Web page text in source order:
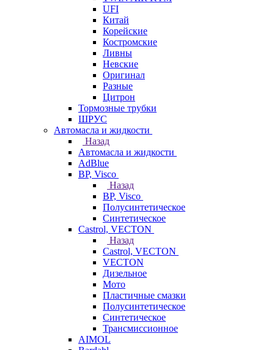
UFI
Китай
Корейские
Костромские
Ливны
Невские
Оригинал
Разные
Цитрон
Тормозные трубки
ШРУС
Автомасла и жидкости
Назад
Автомасла и жидкости
AdBlue
BP, Visco
Назад
BP, Visco
Полусинтетическое
Синтетическое
Castrol, VECTON
Назад
Castrol, VECTON
VECTON
Дизельное
Мото
Пластичные смазки
Полусинтетическое
Синтетическое
Трансмиссионное
AIMOL